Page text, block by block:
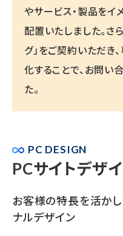
やサービス・製品をイ
配置いたしました。さ
グ」をご契約いただき
化することで、お問い
た。
PC DESIGN
PCサイトデザ
お客様の特長を活かし
ナルデザイン